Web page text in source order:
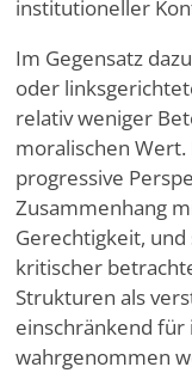
institutioneller
Im Gegensatz
oder
relativ weniger
moralischen
progressive
Zusammenhang
Gerechtigkeit,
kritischer
Strukturen als
einschränkend
wahrgenommen